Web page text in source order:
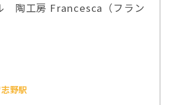
陶工房 Francesca（フラン
野駅